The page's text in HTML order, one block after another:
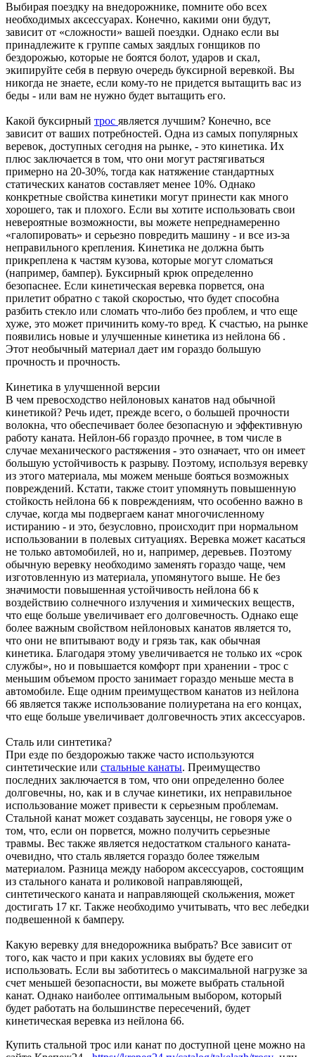
Выбирая поездку на внедорожнике, помните обо всех
необходимых аксессуарах. Конечно, какими они будут,
зависит от «сложности» вашей поездки. Однако если вы
принадлежите к группе самых заядлых гонщиков по
бездорожью, которые не боятся болот, ударов и скал,
экипируйте себя в первую очередь буксирной веревкой. Вы
никогда не знаете, если кому-то не придется вытащить вас из
беды - или вам не нужно будет вытащить его.
Какой буксирный трос является лучшим? Конечно, все
зависит от ваших потребностей. Одна из самых популярных
веревок, доступных сегодня на рынке, - это кинетика. Их
плюс заключается в том, что они могут растягиваться
примерно на 20-30%, тогда как натяжение стандартных
статических канатов составляет менее 10%. Однако
конкретные свойства кинетики могут принести как много
хорошего, так и плохого. Если вы хотите использовать свои
невероятные возможности, вы можете непреднамеренно
«галопировать» и серьезно повредить машину - и все из-за
неправильного крепления. Кинетика не должна быть
прикреплена к частям кузова, которые могут сломаться
(например, бампер). Буксирный крюк определенно
безопаснее. Если кинетическая веревка порвется, она
прилетит обратно с такой скоростью, что будет способна
разбить стекло или сломать что-либо без проблем, и что еще
хуже, это может причинить кому-то вред. К счастью, на рынке
появились новые и улучшенные кинетика из нейлона 66 .
Этот необычный материал дает им гораздо большую
прочность и прочность.
Кинетика в улучшенной версии
В чем превосходство нейлоновых канатов над обычной
кинетикой? Речь идет, прежде всего, о большей прочности
волокна, что обеспечивает более безопасную и эффективную
работу каната. Нейлон-66 гораздо прочнее, в том числе в
случае механического растяжения - это означает, что он имеет
большую устойчивость к разрыву. Поэтому, используя веревку
из этого материала, мы можем меньше бояться возможных
повреждений. Кстати, также стоит упомянуть повышенную
стойкость нейлона 66 к повреждениям, что особенно важно в
случае, когда мы подвергаем канат многочисленному
истиранию - и это, безусловно, происходит при нормальном
использовании в полевых ситуациях. Веревка может касаться
не только автомобилей, но и, например, деревьев. Поэтому
обычную веревку необходимо заменять гораздо чаще, чем
изготовленную из материала, упомянутого выше. Не без
значимости повышенная устойчивость нейлона 66 к
воздействию солнечного излучения и химических веществ,
что еще больше увеличивает его долговечность. Однако еще
более важным свойством нейлоновых канатов является то,
что они не впитывают воду и грязь так, как обычная
кинетика. Благодаря этому увеличивается не только их «срок
службы», но и повышается комфорт при хранении - трос с
меньшим объемом просто занимает гораздо меньше места в
автомобиле. Еще одним преимуществом канатов из нейлона
66 является также использование полиуретана на его концах,
что еще больше увеличивает долговечность этих аксессуаров.
Сталь или синтетика?
При езде по бездорожью также часто используются
синтетические или стальные канаты. Преимущество
последних заключается в том, что они определенно более
долговечны, но, как и в случае кинетики, их неправильное
использование может привести к серьезным проблемам.
Стальной канат может создавать заусенцы, не говоря уже о
том, что, если он порвется, можно получить серьезные
травмы. Вес также является недостатком стального каната-
очевидно, что сталь является гораздо более тяжелым
материалом. Разница между набором аксессуаров, состоящим
из стального каната и роликовой направляющей,
синтетического каната и направляющей скольжения, может
достигать 17 кг. Также необходимо учитывать, что вес лебедки
подвешенной к бамперу.
Какую веревку для внедорожника выбрать? Все зависит от
того, как часто и при каких условиях вы будете его
использовать. Если вы заботитесь о максимальной нагрузке за
счет меньшей безопасности, вы можете выбрать стальной
канат. Однако наиболее оптимальным выбором, который
будет работать на большинстве пересечений, будет
кинетическая веревка из нейлона 66.
Купить стальной трос или канат по доступной цене можно на